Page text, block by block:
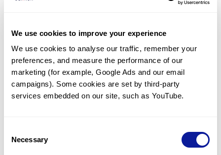
We use cookies to improve your experience
We use cookies to analyse our traffic, remember your
preferences, and measure the performance of our
marketing (for example, Google Ads and our email
campaigns). Some cookies are set by third-party
services embedded on our site, such as YouTube.
Selection
Necessary
[ACMG 가이드라인 쉽게 읽기] 6편:
기타 근거 — “다른 원인 변이의 존재
와 예외적 정황을 검증하다”